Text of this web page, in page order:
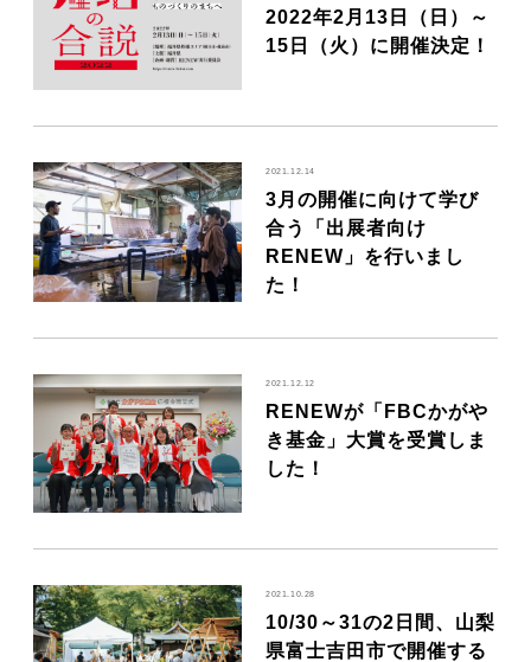
2022年2月13日（日）～
15日（火）に開催決定！
2021.12.14
3月の開催に向けて学び
合う「出展者向け
RENEW」を行いまし
た！
2021.12.12
RENEWが「FBCかがや
き基金」大賞を受賞しま
した！
2021.10.28
10/30～31の2日間、山梨
県富士吉田市で開催する